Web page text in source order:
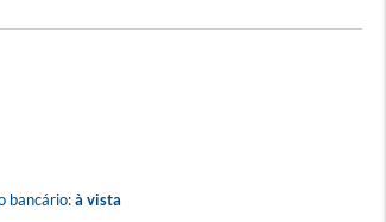
bancário:à vista